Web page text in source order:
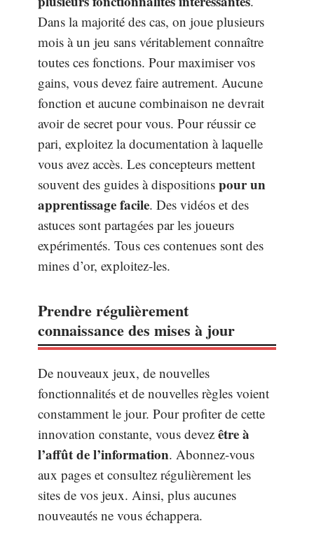
Dans la majorité des cas, on joue plusieurs
mois à un jeu sans véritablement connaître
toutes ces fonctions. Pour maximiser vos
gains, vous devez faire autrement. Aucune
fonction et aucune combinaison ne devrait
avoir de secret pour vous. Pour réussir ce
pari, exploitez la documentation à laquelle
vous avez accès. Les concepteurs mettent
souvent des guides à dispositions pour un
apprentissage facile. Des vidéos et des
astuces sont partagées par les joueurs
expérimentés. Tous ces contenues sont des
mines d’or, exploitez-les.
Prendre régulièrement
connaissance des mises à jour
De nouveaux jeux, de nouvelles
fonctionnalités et de nouvelles règles voient
constamment le jour. Pour profiter de cette
innovation constante, vous devez être à
l’affût de l’information. Abonnez-vous
aux pages et consultez régulièrement les
sites de vos jeux. Ainsi, plus aucunes
nouveautés ne vous échappera.